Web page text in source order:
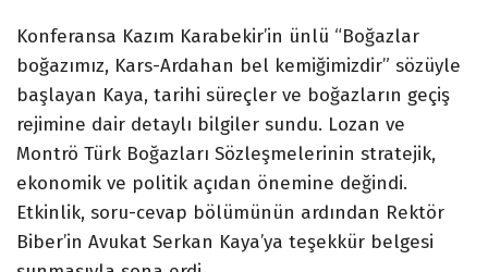
Konferansa Kazım Karabekir’in ünlü “Boğazlar
boğazımız, Kars-Ardahan bel kemiğimizdir” sözüyle
başlayan Kaya, tarihi süreçler ve boğazların geçiş
rejimine dair detaylı bilgiler sundu. Lozan ve
Montrö Türk Boğazları Sözleşmelerinin stratejik,
ekonomik ve politik açıdan önemine değindi.
Etkinlik, soru-cevap bölümünün ardından Rektör
Biber’in Avukat Serkan Kaya’ya teşekkür belgesi